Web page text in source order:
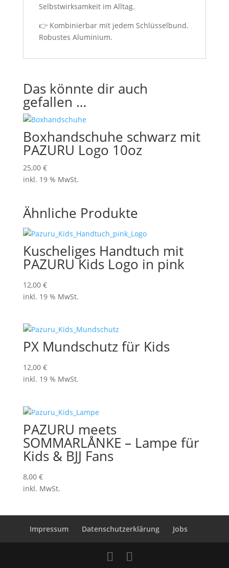
Selbstwirksamkeit im Alltag.
👉 Kombinierbar mit jedem Schlüsselbund.
Robustes Aluminium.
Das könnte dir auch
gefallen …
Boxhandschuhe schwarz mit
PAZURU Logo 10oz
25,00 €
inkl. 19 % MwSt.
Ähnliche Produkte
Kuscheliges Handtuch mit
PAZURU Kids Logo in pink
12,00 €
inkl. 19 % MwSt.
PX Mundschutz für Kids
12,00 €
inkl. 19 % MwSt.
PAZURU meets
SOMMARLÅNKE – Lampe für
Kids & BJJ Fans
8,00 €
inkl. MwSt.
Impressum Datenschutzerklärung Jobs